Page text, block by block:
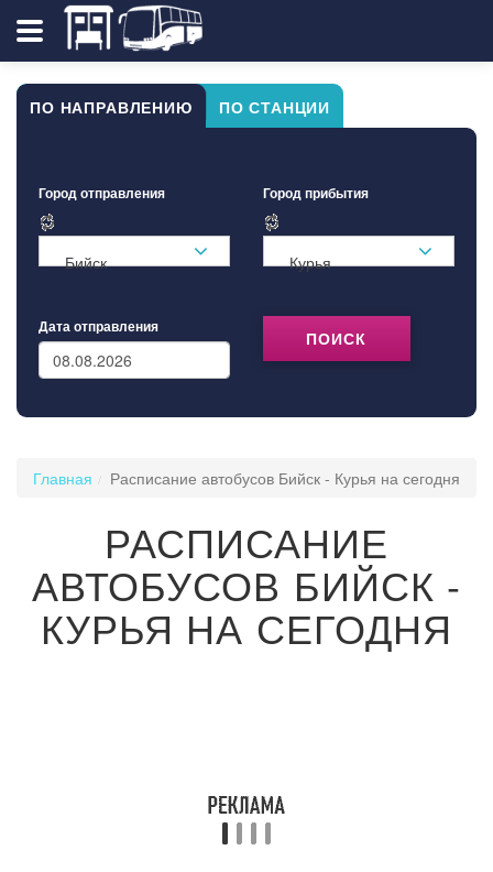
ПО НАПРАВЛЕНИЮ ПО СТАНЦИИ
Город отправления
Бийск
Город прибытия
Курья
Дата отправления
ПОИСК
Главная Расписание автобусов Бийск - Курья на сегодня
РАСПИСАНИЕ
АВТОБУСОВ БИЙСК -
КУРЬЯ НА СЕГОДНЯ